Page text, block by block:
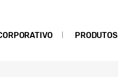
PRODUTOS